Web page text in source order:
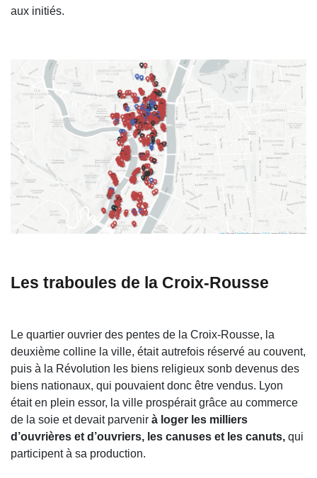
aux initiés.
Les traboules de la Croix-Rousse
Le quartier ouvrier des pentes de la Croix-Rousse, la
deuxième colline la ville, était autrefois réservé au couvent,
puis à la Révolution les biens religieux sonb devenus des
biens nationaux, qui pouvaient donc être vendus. Lyon
était en plein essor, la ville prospérait grâce au commerce
de la soie et devait parvenir à loger les milliers
d’ouvrières et d’ouvriers, les canuses et les canuts, qui
participent à sa production.